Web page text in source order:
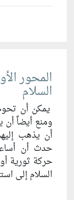
المحور
السلام
يمكن أن
ومنع أيضاً
أن يذهب
حدث أن
حركة ثورية
السلام إلى